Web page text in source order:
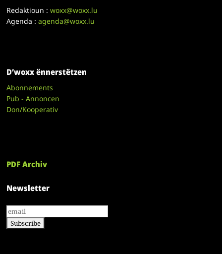
Redaktioun :woxx@woxx.lu
Agenda :agenda@woxx.lu
D’woxx ënnerstëtzen
Abonnements
Pub - Annoncen
Don/Kooperativ
PDF Archiv
Newsletter